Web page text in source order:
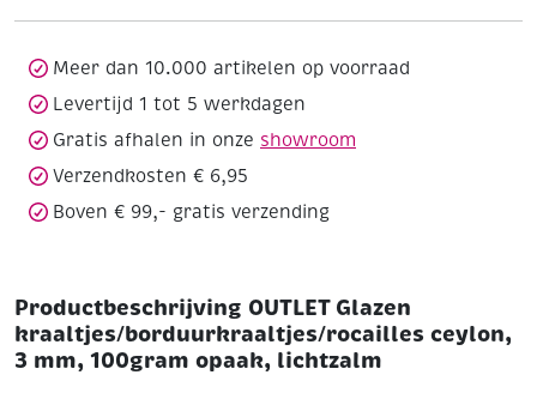
100gram
opaak,
lichtzalm
aantal
Meer dan 10.000 artikelen op voorraad
Levertijd 1 tot 5 werkdagen
Gratis afhalen in onze showroom
Verzendkosten € 6,95
Boven € 99,- gratis verzending
Productbeschrijving OUTLET Glazen
kraaltjes/borduurkraaltjes/rocailles ceylon,
3 mm, 100gram opaak, lichtzalm